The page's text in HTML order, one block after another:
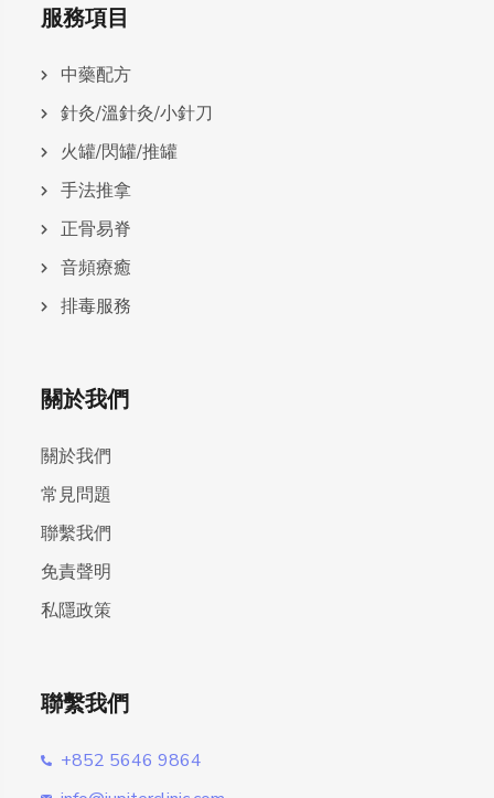
服務項目
中藥配方
針灸/溫針灸/小針刀
火罐/閃罐/推罐
手法推拿
正骨易脊
⾳頻療癒
排毒服務
關於我們
關於我們
常見問題
聯繫我們
免責聲明
私隱政策
聯繫我們
+852 5646 9864